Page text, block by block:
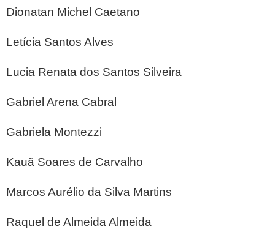
Dionatan Michel Caetano
Letícia Santos Alves
Lucia Renata dos Santos Silveira
Gabriel Arena Cabral
Gabriela Montezzi
Kauã Soares de Carvalho
Marcos Aurélio da Silva Martins
Raquel de Almeida Almeida